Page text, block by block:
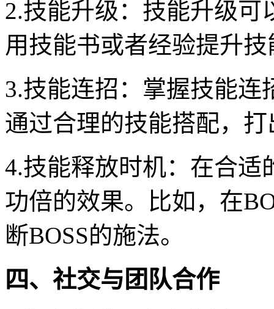
2.技能升级：技能升级
用技能书或者经验提升
3.技能连招：掌握技能
通过合理的技能搭配，
4.技能释放时机：在合适
功倍的效果。比如，在
断BOSS的施法。
四、社交与团队合作